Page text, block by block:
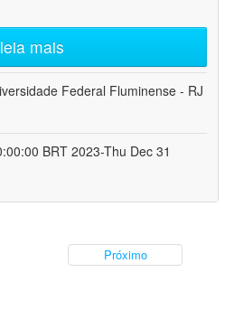
leia mais
Federal Fluminense - RJ
BRT 2023-Thu Dec 31
Próximo